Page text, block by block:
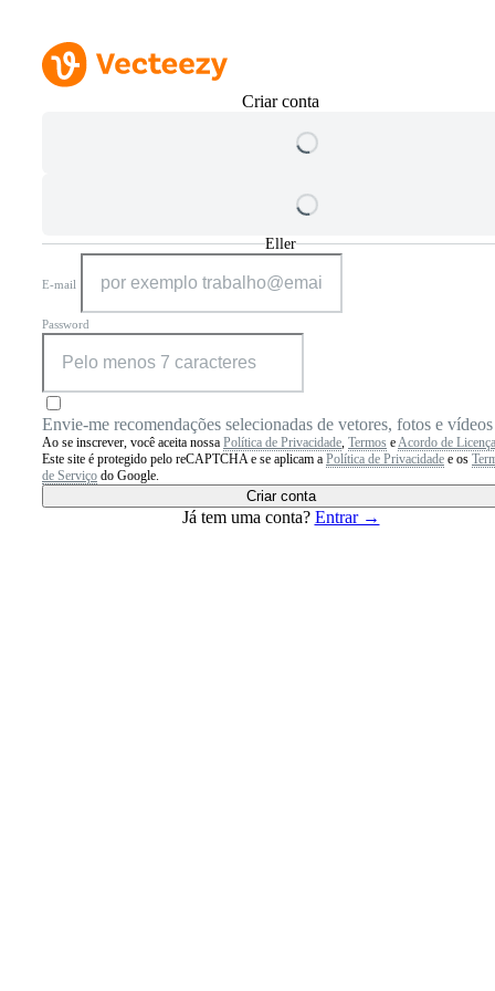
Criar conta
Eller
E-mail
Password
Envie-me recomendações selecionadas de vetores, fotos e vídeos
Ao se inscrever, você aceita nossa Política de Privacidade, Termos eAcordo de Licença
Este site é protegido pelo reCAPTCHA e se aplicam a Política de Privacidade e os
de Serviço do Google.
Criar conta
Já tem uma conta? Entrar →